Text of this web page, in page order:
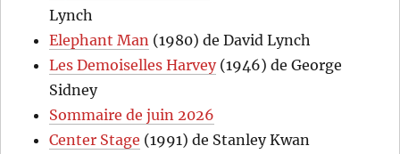
Lynch
Elephant Man (1980) de David Lynch
Les Demoiselles Harvey(1946) de George
Sidney
Sommaire de juin 2026
Center Stage (1991) de Stanley Kwan